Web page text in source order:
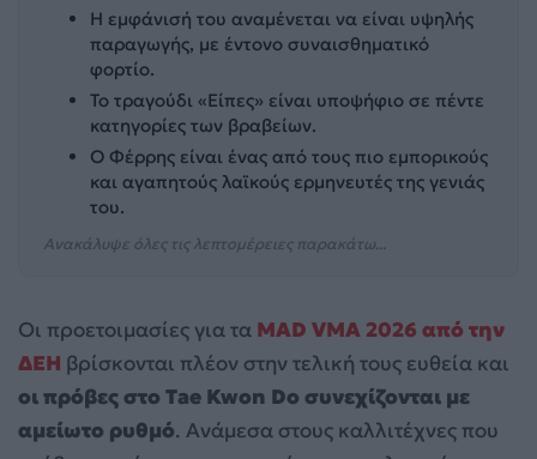
Η εμφάνισή του αναμένεται να είναι υψηλής
παραγωγής, με έντονο συναισθηματικό
φορτίο.
Το τραγούδι «Είπες» είναι υποψήφιο σε πέντε
κατηγορίες των βραβείων.
Ο Φέρρης είναι ένας από τους πιο εμπορικούς
και αγαπητούς λαϊκούς ερμηνευτές της γενιάς
του.
Ανακάλυψε όλες τις λεπτομέρειες παρακάτω...
Οι προετοιμασίες για τα MAD VMA 2026 από την
ΔΕΗ βρίσκονται πλέον στην τελική τους ευθεία και
οι πρόβες στο Tae Kwon Do συνεχίζονται με
αμείωτο ρυθμό. Ανάμεσα στους καλλιτέχνες που